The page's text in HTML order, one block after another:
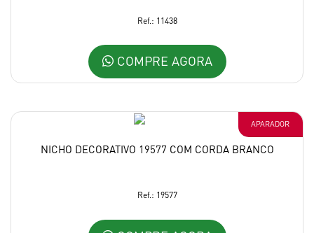
Ref.: 11438
COMPRE AGORA
APARADOR
NICHO DECORATIVO 19577 COM CORDA BRANCO
Ref.: 19577